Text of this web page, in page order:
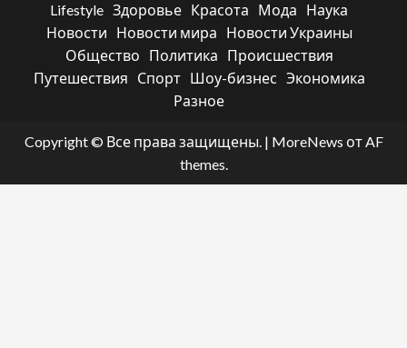
Lifestyle Здоровье Красота Мода
Наука
Новости
Новости мира
Новости Украины
Общество
Политика
Происшествия
Путешествия
Спорт Шоу-бизнес Экономика
Разное
Copyright © Все права защищены. | MoreNews от AF
themes.